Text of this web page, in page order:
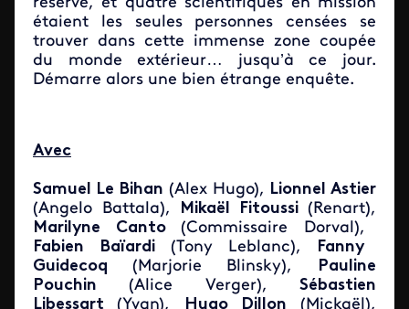
étaient les seules personnes censées se
trouver dans cette immense zone coupée
du monde extérieur… jusqu’à ce jour.
Démarre alors une bien étrange enquête.
Avec
Samuel Le Bihan (Alex Hugo), Lionnel Astier
(Angelo Battala),
Mikaël Fitoussi (Renart),
Marilyne Canto (Commissaire Dorval),
Fabien Baïardi (Tony Leblanc),
Fanny
Guidecoq (Marjorie Blinsky),
Pauline
Pouchin (Alice Verger),
Sébastien
Libessart(Yvan), Hugo Dillon (Mickaël),